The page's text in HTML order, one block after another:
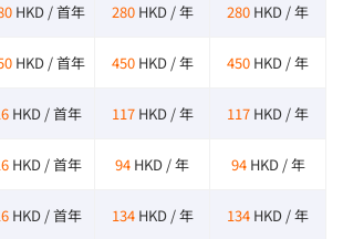
HKD / 首年 280 HKD / 年 280 HKD / 年
HKD / 首年 450 HKD / 年 450 HKD / 年
HKD / 首年 117 HKD / 年 117 HKD / 年
HKD / 首年 94 HKD / 年 94 HKD / 年
HKD / 首年 134 HKD / 年 134 HKD / 年